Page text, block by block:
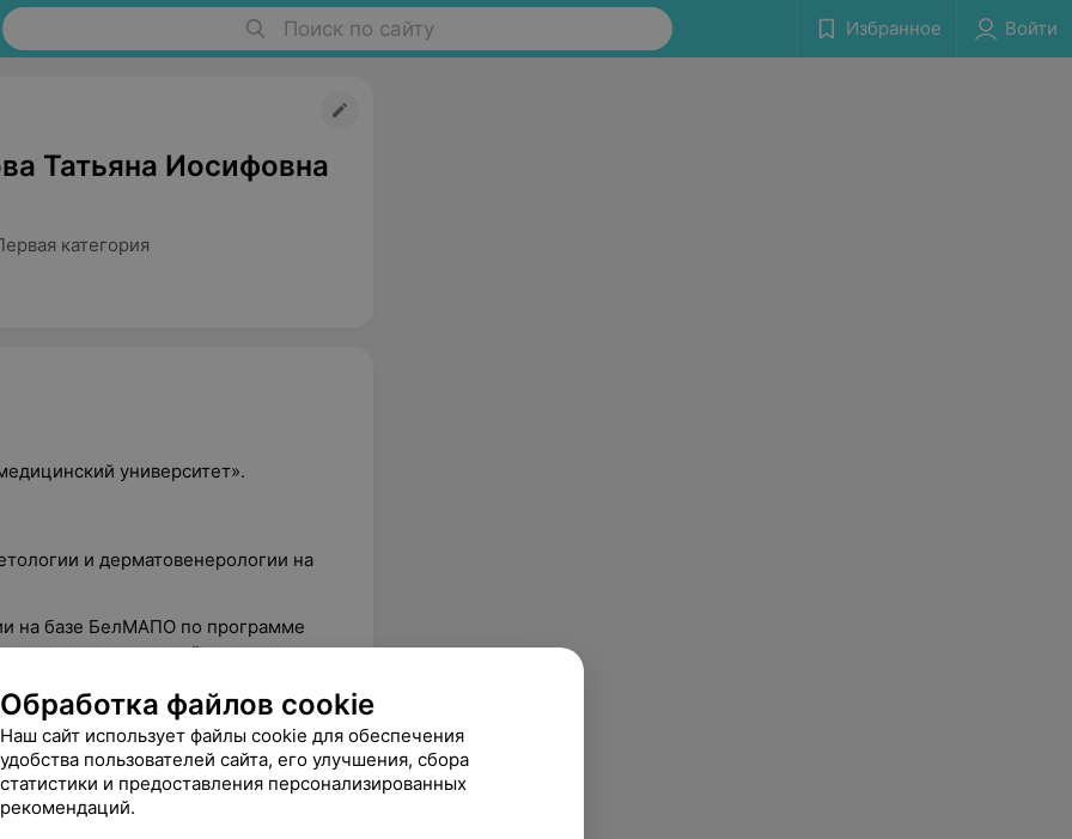
Поиск по сайту Избранное Войти
Татьяна Иосифовна
категория
университет».
и дерматовенерологии на
на базе БелМАПО по программе
и пластической хирургии».
введения «диспорта»,
«эстетической
спектра мезотерапевтических
владеет методиками аппаратной
эпиляции, омоложения),
массажа лица, изучала
Обработка файлов cookie
Наш сайт использует файлы cookie для обеспечения
удобства пользователей сайта, его улучшения, сбора
статистики и предоставления персонализированных
рекомендаций.